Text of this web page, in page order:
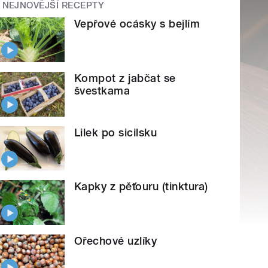
NEJNOVĚJŠÍ RECEPTY
Vepřové ocásky s bejlím
Kompot z jabčat se
švestkama
Lilek po sicilsku
Kapky z pěťouru (tinktura)
Ořechové uzlíky